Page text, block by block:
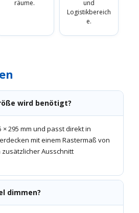
räume.
und
Logistikbereich
e.
wird benötigt?
× 295 mm und passt direkt in
mit einem Rastermaß von
zusätzlicher Ausschnitt
dimmen?